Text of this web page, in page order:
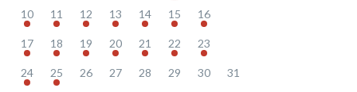
10 11 12 13 14 15 16
17 18 19 20 21 22 23
24 25 26 27 28 29 30 31